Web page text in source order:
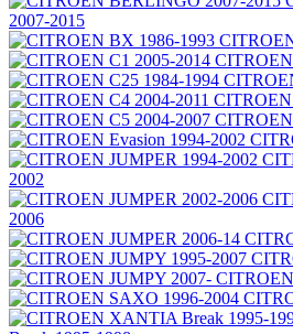
2007-2015
CITROEN
2002
2006